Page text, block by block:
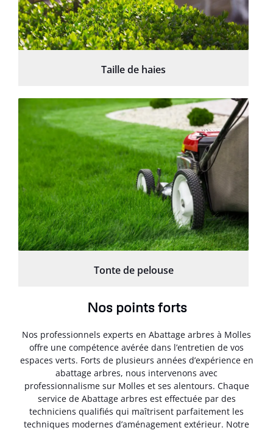
Taille de haies
Tonte de pelouse
Nos points forts
Nos professionnels experts en Abattage arbres à Molles
offre une compétence avérée dans l’entretien de vos
espaces verts. Forts de plusieurs années d’expérience en
abattage arbres, nous intervenons avec
professionnalisme sur Molles et ses alentours. Chaque
service de Abattage arbres est effectuée par des
techniciens qualifiés qui maîtrisent parfaitement les
techniques modernes d’aménagement extérieur. Notre